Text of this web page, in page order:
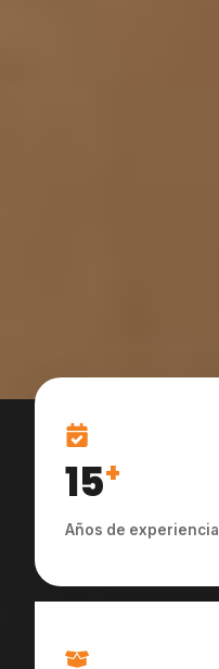
15+
Años de experiencia